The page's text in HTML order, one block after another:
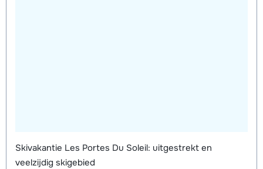
Skivakantie Les Portes Du Soleil: uitgestrekt en
veelzijdig skigebied